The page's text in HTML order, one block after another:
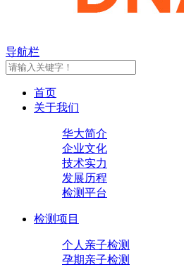
导航栏
首页
关于我们
华大简介
企业文化
技术实力
发展历程
检测平台
检测项目
个人亲子检测
孕期亲子检测